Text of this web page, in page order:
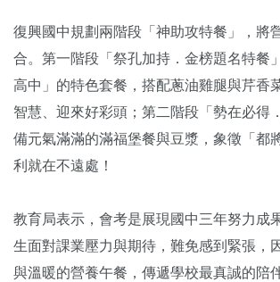
復興國中規劃兩階段「神助攻特餐」，將
合。第一階段「祭孔加持．金榜題名特餐
高中」的特色套餐，搭配蔥油雞腿與芹香
智慧、迎來好彩頭；第二階段「勢在必得
備元氣滿滿的滿福堡餐與豆漿，象徵「都
利就在不遠處！
教育局表示，會考是展現國中三年努力成
生面對課業壓力與期待，難免感到緊張，
與溫暖的營養午餐，傳遞學校最真誠的陪